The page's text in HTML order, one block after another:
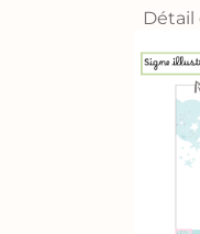
Détail